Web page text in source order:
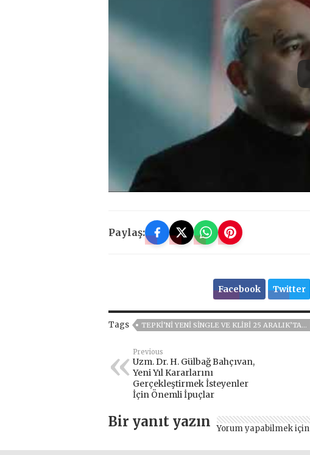
Paylaş:
Facebook Twitter
Tags TEPKI’NI YENI SINGLE VE KLIBI 25 ARALIK’TA…
Previous
Uzm. Dr. H. Gülbağ Bahçıvan,
Yeni Yıl Kararlarını
Gerçekleştirmek İsteyenler
İçin Önemli İpuçlar
Bir yanıt yazın Yorum yapabilmek için